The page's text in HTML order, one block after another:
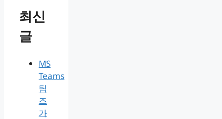
최신
글
MS
Teams
팀
즈
가